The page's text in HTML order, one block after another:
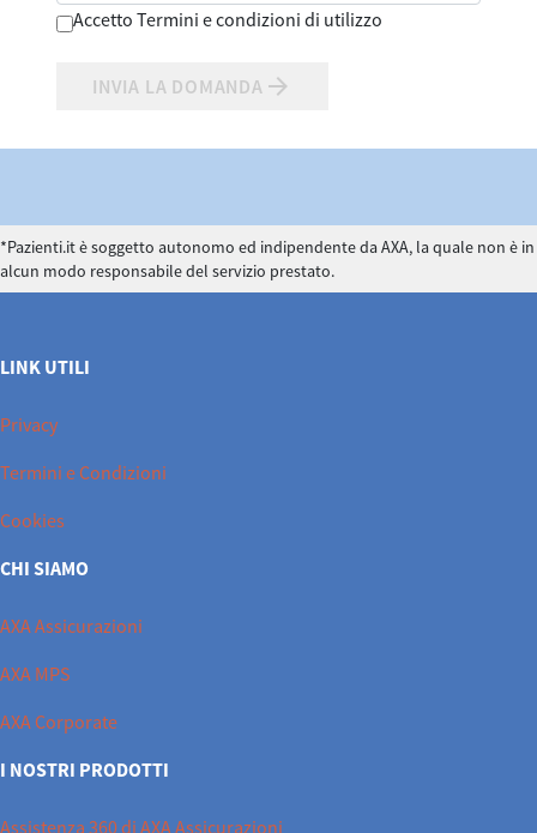
Accetto Termini e condizioni di utilizzo
INVIA LA DOMANDA arrow_forward
*Pazienti.it è soggetto autonomo ed indipendente da AXA, la quale non è in
alcun modo responsabile del servizio prestato.
LINK UTILI
Privacy
Termini e Condizioni
Cookies
CHI SIAMO
AXA Assicurazioni
AXA MPS
AXA Corporate
I NOSTRI PRODOTTI
Assistenza 360 di AXA Assicurazioni